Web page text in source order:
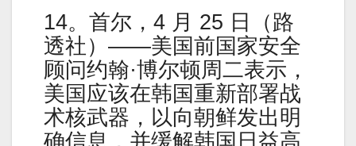
14。首尔，4 月 25 日（路
透社）——美国前国家安全
顾问约翰·博尔顿周二表示，
美国应该在韩国重新部署战
术核武器，以向朝鲜发出明